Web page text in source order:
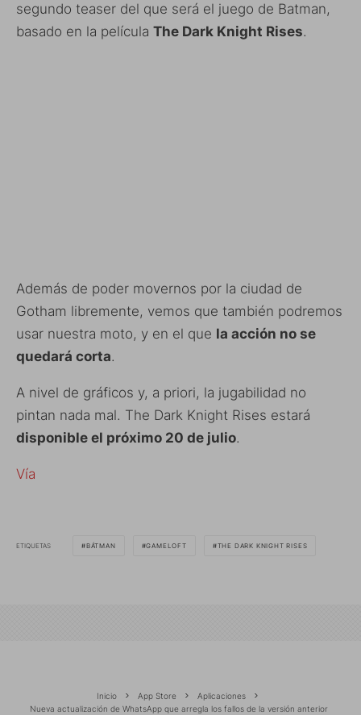
segundo teaser del que será el juego de Batman,
basado en la película The Dark Knight Rises.
Además de poder movernos por la ciudad de
Gotham libremente, vemos que también podremos
usar nuestra moto, y en el que la acción no se
quedará corta.
A nivel de gráficos y, a priori, la jugabilidad no
pintan nada mal. The Dark Knight Rises estará
disponible el próximo 20 de julio.
Vía
ETIQUETAS BÁTMAN GAMELOFT THE DARK KNIGHT RISES
Inicio App Store
Aplicaciones
Nueva actualización de WhatsApp que arregla los fallos de la versión anterior